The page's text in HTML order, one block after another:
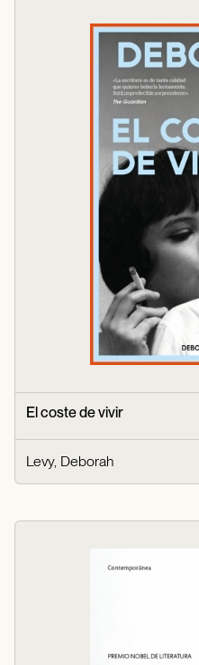
El coste de vivir
Levy, Deborah